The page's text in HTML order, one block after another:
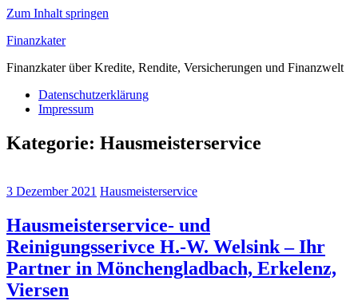
Zum Inhalt springen
Finanzkater
Finanzkater über Kredite, Rendite, Versicherungen und Finanzwelt
Datenschutzerklärung
Impressum
Kategorie: Hausmeisterservice
3 Dezember 2021 Hausmeisterservice
Hausmeisterservice- und
Reinigungsserivce H.-W. Welsink – Ihr
Partner in Mönchengladbach, Erkelenz,
Viersen